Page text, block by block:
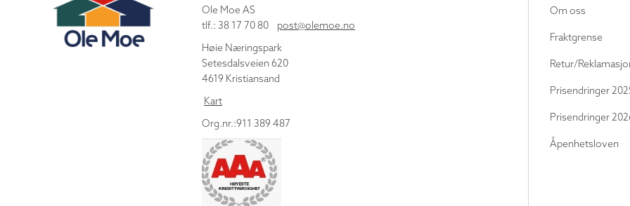
Ole Moe AS
tlf.: 38 17 70 80 post@olemoe.no
Høie Næringspark
Setesdalsveien 620
4619 Kristiansand
Kart
Org.nr.:911 389 487
Om oss
Fraktgrense
Retur/
Prisendringer
Prisendringer
Åpenhetsloven